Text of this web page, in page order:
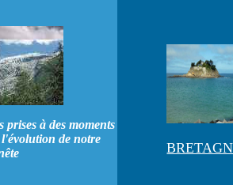
prises à des moments
de notre